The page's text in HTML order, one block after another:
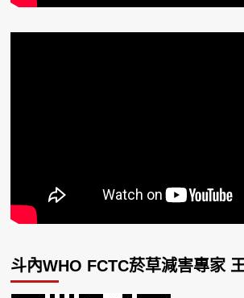
斗內WHO FCTC菸草減害專家